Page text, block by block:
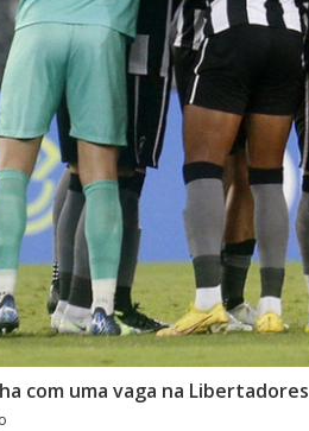
com uma vaga na Libertadores